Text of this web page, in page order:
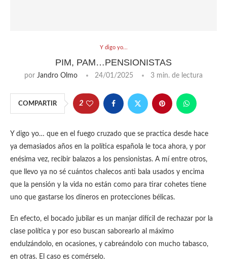
Y digo yo...
PIM, PAM…PENSIONISTAS
por Jandro Olmo 24/01/2025 3 min. de lectura
COMPARTIR 2
Y digo yo… que en el fuego cruzado que se practica desde hace
ya demasiados años en la política española le toca ahora, y por
enésima vez, recibir balazos a los pensionistas. A mí entre otros,
que llevo ya no sé cuántos chalecos anti bala usados y encima
que la pensión y la vida no están como para tirar cohetes tiene
uno que gastarse los dineros en protecciones bélicas.
En efecto, el bocado jubilar es un manjar difícil de rechazar por la
clase política y por eso buscan saborearlo al máximo
endulzándolo, en ocasiones, y cabreándolo con mucho tabasco,
en otras. El caso es comérselo.